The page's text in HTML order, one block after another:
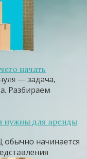
начать
— задача,
Разбираем
нужны для аренды
начинается